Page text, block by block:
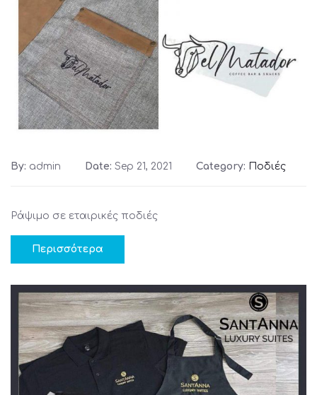
By: admin Date: Sep 21, 2021 Category: Ποδιές
Ράψιμο σε εταιρικές ποδιές
Περισσότερα